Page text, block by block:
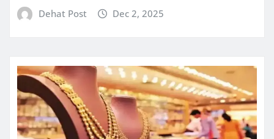
Dehat Post Dec 2, 2025